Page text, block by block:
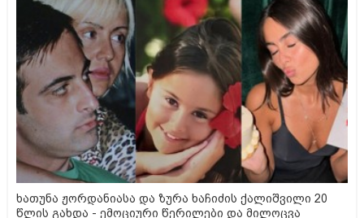
ხათუნა ჟორდანიასა და ზურა ხაჩიძის ქალიშვილი 20
წლის გახდა - ემოციური წერილები და მილოცვა